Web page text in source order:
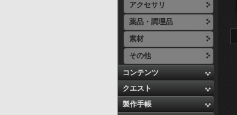
アクセサリ
薬品・調理品
素材
その他
コンテンツ
クエスト
製作手帳